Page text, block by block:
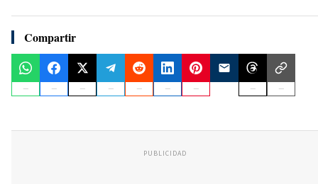
Compartir
PUBLICIDAD